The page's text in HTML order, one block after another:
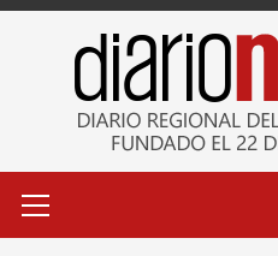
primario